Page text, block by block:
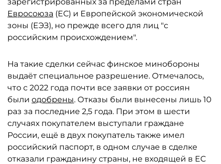
Евросоюза (ЕС) и Европейской экономической
зоны (ЕЭЗ), но прежде всего для лиц "с
российским происхождением".
На такие сделки сейчас финское минобороны
выдаёт специальное разрешение. Отмечалось,
что с 2022 года почти все заявки от россиян
были одобрены. Отказы были вынесены лишь 10
раз за последние 2,5 года. При этом в шести
случаях покупателем выступали граждане
России, ещё в двух покупатель также имел
российский паспорт, в одном случае в сделке
отказали гражданину страны, не входящей в ЕС